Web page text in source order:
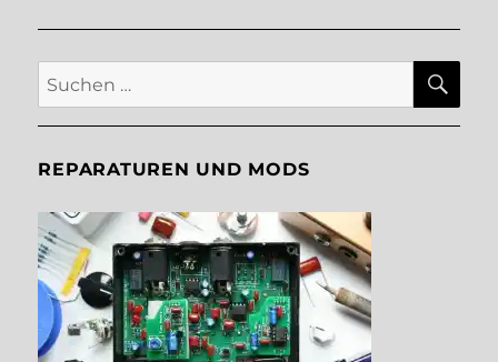
Suche
nach:
REPARATUREN UND MODS